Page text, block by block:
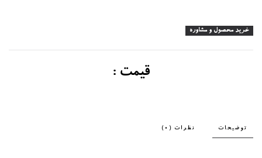
خرید محصول و مشاوره
قیمت :
توضیحات نظرات (0)